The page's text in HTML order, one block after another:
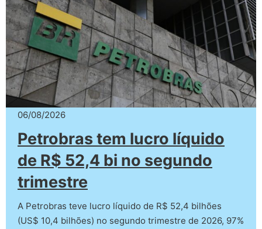
06/08/2026
Petrobras tem lucro líquido
de R$ 52,4 bi no segundo
trimestre
A Petrobras teve lucro líquido de R$ 52,4 bilhões
(US$ 10,4 bilhões) no segundo trimestre de 2026, 97%